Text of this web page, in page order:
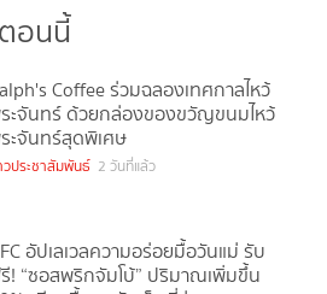
อนนี้
Coffee ร่วมฉลองเทศกาลไหว้
ด้วยกล่องของขวัญขนมไหว้
ะจันทร์สุดพิเศษ
วประชาสัมพันธ์ 2 วันที่แล้ว
อัปเลเวลความอร่อยมื้อวันแม่ รับ
! “ซอสพริกจัมโบ้” ปริมาณเพิ่มขึ้น